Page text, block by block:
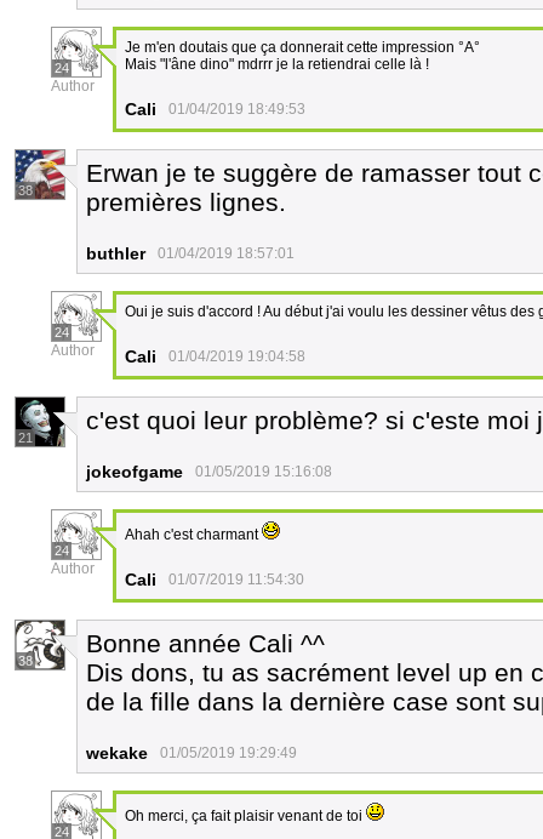
24
Author
Je m'en doutais que ça donnerait cette impression °A°
Mais "l'âne dino" mdrrr je la retiendrai celle là !
Cali 01/04/2019 18:49:53
38
Erwan je te suggère de ramasser tout
premières lignes.
buthler 01/04/2019 18:57:01
24
Author
Oui je suis d'accord ! Au début j'ai voulu les dessiner vêtus
Cali 01/04/2019 19:04:58
21
c'est quoi leur problème? si c'este
jokeofgame 01/05/2019 15:16:08
24
Author
Ahah c'est charmant
Cali 01/07/2019 11:54:30
38
Bonne année Cali ^^
Dis dons, tu as sacrément level up en
de la fille dans la dernière case sont
wekake 01/05/2019 19:29:49
24
Oh merci, ça fait plaisir venant de toi